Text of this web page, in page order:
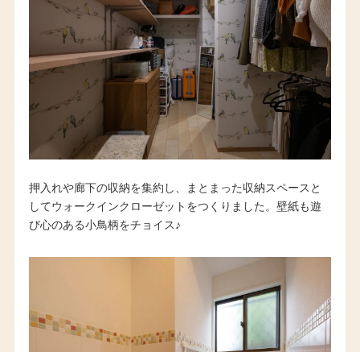
押入れや廊下の収納を集約し、まとまった収納スペースと
してウォークインクローゼットをつくりました。壁紙も遊
び心のある小鳥柄をチョイス♪